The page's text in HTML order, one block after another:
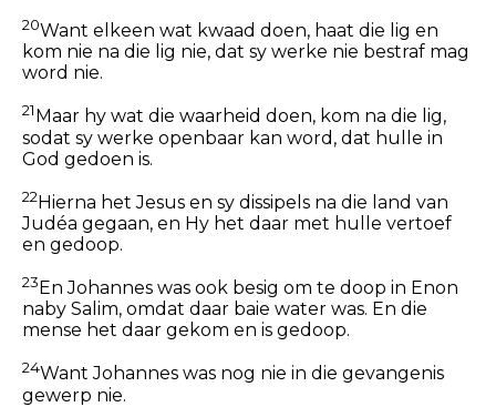
20Want elkeen wat kwaad doen, haat die lig en
kom nie na die lig nie, dat sy werke nie bestraf mag
word nie.
21 Maar hy wat die waarheid doen, kom na die lig,
sodat sy werke openbaar kan word, dat hulle in
God gedoen is.
22Hierna het Jesus en sy dissipels na die land van
Judéa gegaan, en Hy het daar met hulle vertoef
en gedoop.
23 En Johannes was ook besig om te doop in Enon
naby Salim, omdat daar baie water was. En die
mense het daar gekom en is gedoop.
24Want Johannes was nog nie in die gevangenis
gewerp nie.